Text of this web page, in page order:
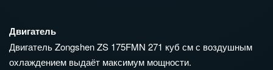
Двигатель
Двигатель Zongshen ZS 175FMN 271 куб см с воздушным
охлаждением выдаёт максимум мощности.